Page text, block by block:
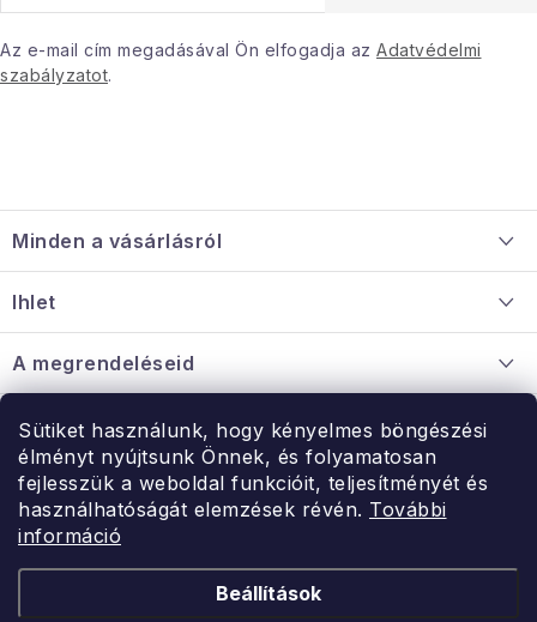
Sütiket használunk, hogy kényelmes böngészési
élményt nyújtsunk Önnek, és folyamatosan
fejlesszük a weboldal funkcióit, teljesítményét és
használhatóságát elemzések révén. További
információ
Beállítások
Az e-mail cím megadásával Ön elfogadja az Adatvédelmi
szabályzatot.
á
b
é
c
Minden a vásárlásról
Információ a mellékletről
Nagykereskedelmi együttműködés
Ihlet
A megrendeléseid
Érintkezés
Rendelésem
Érintkezés
Hé-Pé: 9:00-15:00
uzlet@modernvasarlas.hu
Kereskedelem feltételei